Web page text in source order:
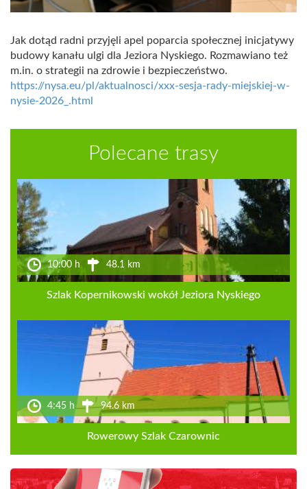
Jak dotąd radni przyjęli apel poparcia społecznej inicjatywy
budowy kanału ulgi dla Jeziora Nyskiego. Rozmawiano też
m.in. o strategii na zdrowie i bezpieczeństwo.
https://nysa.eu/pl/aktualnosci/xxx-sesja-rady-miejskiej-w-
nysie-2026_.html
Polecane trasy
10:00 h 48.1 km
Szlak Kopernikowski wokół Jeziora Nyskiego
4:45 h 94.6 km
Rowerowy Szlak Czarownic